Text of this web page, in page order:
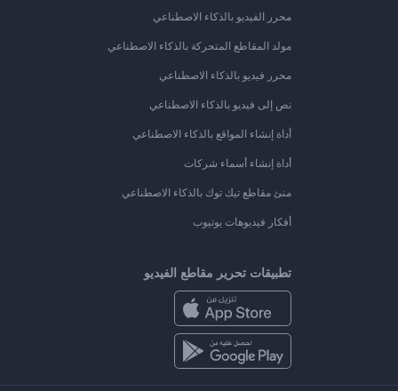
محرر الفيديو بالذكاء الاصطناعي
مولد المقاطع المتحركة بالذكاء الاصطناعي
محرر فيديو بالذكاء الاصطناعي
نص إلى فيديو بالذكاء الاصطناعي
أداة إنشاء المواقع بالذكاء الاصطناعي
أداة إنشاء أسماء شركات
منئ مقاطع تيك توك بالذكاء الاصطناعي
أفكار فيديوهات يوتيوب
تطبيقات تحرير مقاطع الفيديو